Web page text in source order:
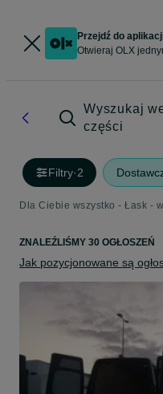
Przejdź do
Otwieraj OLX
Wyszukaj
części
Filtry·2
ZNALEŹLIŚMY 30 OGŁOSZEŃ
Jak pozycjonowane są